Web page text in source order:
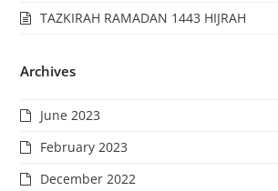
TAZKIRAH RAMADAN 1443 HIJRAH
Archives
June 2023
February 2023
December 2022